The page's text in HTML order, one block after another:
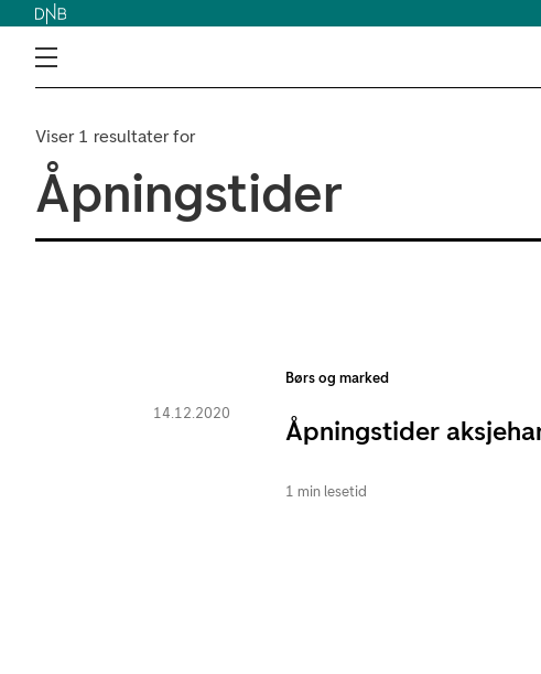
Viser 1 resultater for
Åpningstider
Børs og marked
Åpningstider
1 min lesetid
14.12.2020